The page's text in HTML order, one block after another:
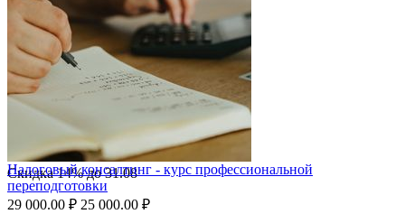
Скидка14%до31.08
Налоговый консалтинг - курс профессиональной
переподготовки
29 000.00 ₽ 25 000.00 ₽